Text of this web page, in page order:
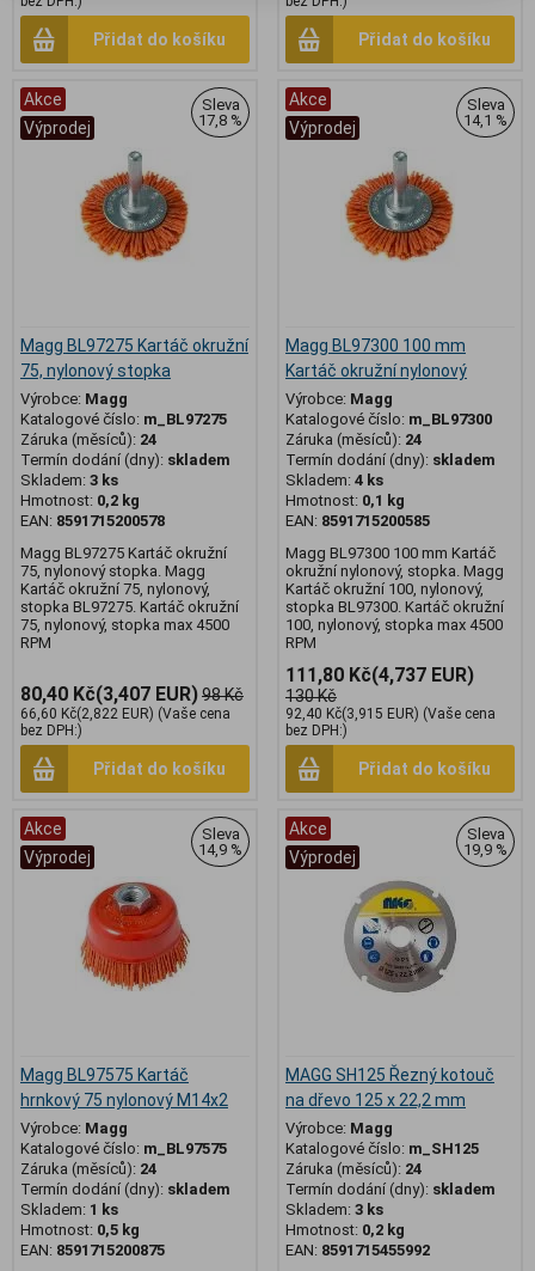
Přidat do košíku Přidat do košíku
Akce
Výprodej
Sleva
17,8 %
Magg BL97275 Kartáč okružní
75, nylonový stopka
Výrobce: Magg
Katalogové číslo: m_BL97275
Záruka (měsíců): 24
Termín dodání (dny): skladem
Skladem: 3 ks
Hmotnost: 0,2 kg
EAN: 8591715200578
Magg BL97275 Kartáč okružní
75, nylonový stopka. Magg
Kartáč okružní 75, nylonový,
stopka BL97275. Kartáč okružní
75, nylonový, stopka max 4500
RPM
80,40 Kč(3,407 EUR)98 Kč
66,60 Kč(2,822 EUR) (Vaše cena
bez DPH:)
Přidat do košíku
Akce
Výprodej
Sleva
14,1 %
Magg BL97300 100 mm
Kartáč okružní nylonový
Výrobce: Magg
Katalogové číslo: m_BL97300
Záruka (měsíců): 24
Termín dodání (dny): skladem
Skladem: 4 ks
Hmotnost: 0,1 kg
EAN: 8591715200585
Magg BL97300 100 mm Kartáč
okružní nylonový, stopka. Magg
Kartáč okružní 100, nylonový,
stopka BL97300. Kartáč okružní
100, nylonový, stopka max 4500
RPM
111,80 Kč(4,737 EUR)
130 Kč
92,40 Kč(3,915 EUR) (Vaše cena
bez DPH:)
Přidat do košíku
Akce
Výprodej
Sleva
14,9 %
Magg BL97575 Kartáč
hrnkový 75 nylonový M14x2
Výrobce: Magg
Katalogové číslo: m_BL97575
Záruka (měsíců): 24
Termín dodání (dny): skladem
Skladem: 1 ks
Hmotnost: 0,5 kg
EAN: 8591715200875
Akce
Výprodej
Sleva
19,9 %
MAGG SH125 Řezný kotouč
na dřevo 125 x 22,2 mm
Výrobce: Magg
Katalogové číslo: m_SH125
Záruka (měsíců): 24
Termín dodání (dny): skladem
Skladem: 3 ks
Hmotnost: 0,2 kg
EAN: 8591715455992